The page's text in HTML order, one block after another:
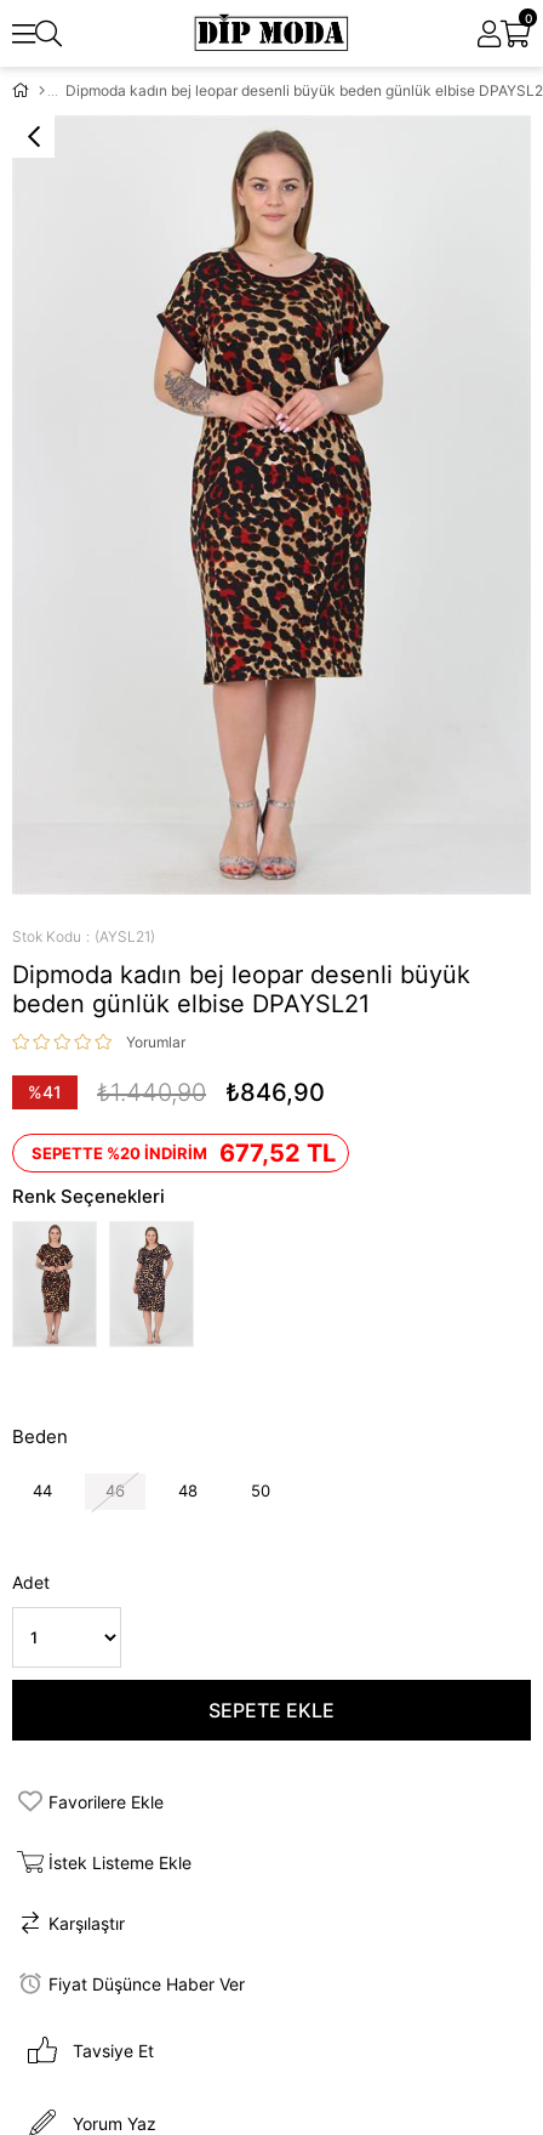
0
Dipmoda kadın bej leopar desenli büyük beden günlük elbise
Stok Kodu (AYSL21)
Dipmoda kadın bej leopar desenli büyük
beden günlük elbise DPAYSL21
Yorumlar
%41
₺1.440,90 ₺846,90
SEPETTE %20 İNDİRİM 677,52 TL
Renk Seçenekleri
Beden
44 46 48 50
Adet
Favorilere Ekle
İstek Listeme Ekle
Karşılaştır
Fiyat Düşünce Haber Ver
Tavsiye Et
Yorum Yaz